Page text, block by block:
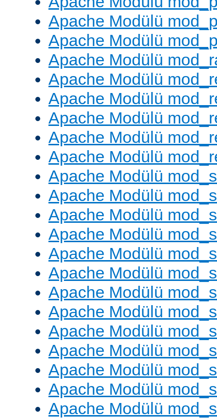
Apache Modülü
Apache Modülü
Apache Modülü
Apache Modülü
Apache Modülü
Apache Modülü
Apache Modülü
Apache Modülü
Apache Modülü
Apache Modülü
Apache Modülü
Apache Modülü
Apache Modülü
Apache Modülü
Apache Modülü
Apache Modülü
Apache Modülü
Apache Modülü
Apache Modülü
Apache Modülü
Apache Modülü